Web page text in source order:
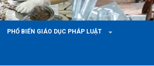
PHỔ BIẾN GIÁO DỤC PHÁP LUẬT
hỗ trợ xây dựng nhà Mái ấm Công đoàn cho
đoàn viên công đoàn có hoàn cảnh...